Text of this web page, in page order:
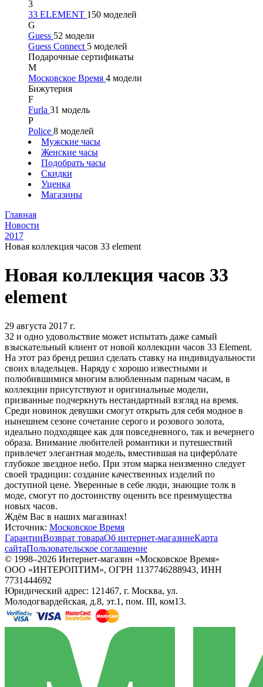
3
33 ELEMENT 150 моделей
G
Guess 52 модели
Guess Connect 5 моделей
Подарочные сертификаты
М
Московское Время 4 модели
Бижутерия
F
Furla 31 модель
P
Police 8 моделей
Мужские часы
Женские часы
Подобрать часы
Скидки
Уценка
Магазины
Главная
Новости
2017
Новая коллекция часов 33 element
Новая коллекция часов 33
element
29 августа 2017 г.
32 и одно удовольствие может испытать даже самый
взыскательный клиент от новой коллекции часов 33 Element.
На этот раз бренд решил сделать ставку на индивидуальности
своих владельцев. Наряду с хорошо известными и
полюбившимися многим влюбленным парным часам, в
коллекции присутствуют и оригинальные модели,
призванные подчеркнуть нестандартный взгляд на время.
Среди новинок девушки смогут открыть для себя модное в
нынешнем сезоне сочетание серого и розового золота,
идеально подходящее как для повседневного, так и вечернего
образа. Внимание любителей романтики и путешествий
привлечет элегантная модель, вместившая на циферблате
глубокое звездное небо. При этом марка неизменно следует
своей традиции: создание качественных изделий по
доступной цене. Уверенные в себе люди, знающие толк в
моде, смогут по достоинству оценить все преимущества
новых часов.
Ждём Вас в наших магазинах!
Источник: Московское Время
ГарантииВозврат товараОб интернет-магазинеКарта
сайтаПользовательское соглашение
© 1998–2026 Интернет-магазин «Московское Время»
ООО «ИНТЕРОПТИМ», ОГРН 1137746288943, ИНН
7731444692
Юридический адрес: 121467, г. Москва, ул.
Молодогвардейская, д.8, эт.1, пом. III, ком13.